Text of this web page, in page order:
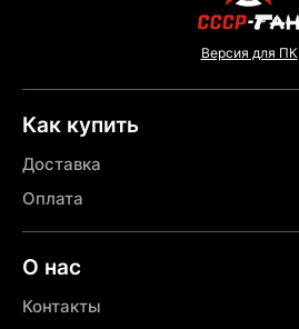
Версия для ПК
Как купить
Доставка
Оплата
О нас
Контакты